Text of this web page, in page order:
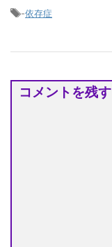
-依存症
コメントを残す